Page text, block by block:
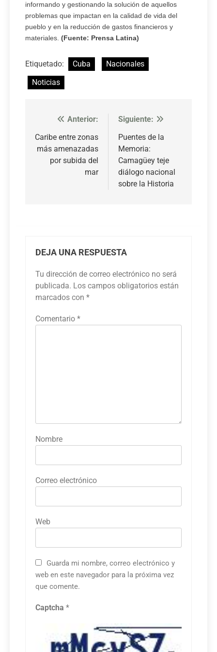
informando y gestionando la solución de aquellos
problemas que impactan en la calidad de vida del
pueblo y en la reducción de gastos financieros y
materiales. (Fuente: Prensa Latina)
Etiquetado: Cuba
Nacionales
Noticias
Navegación
de
entradas
Anterior:
Caribe entre zonas
más amenazadas
por subida del
mar
Siguiente:
Puentes de la
Memoria:
Camagüey teje
diálogo nacional
sobre la Historia
DEJA UNA RESPUESTA
Tu dirección de correo electrónico no será
publicada. Los campos obligatorios están
marcados con *
Comentario *
Nombre
Correo electrónico
Web
Guarda mi nombre, correo electrónico y
web en este navegador para la próxima vez
que comente.
Captcha *